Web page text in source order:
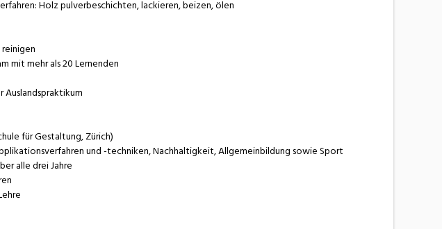
Holz pulverbeschichten, lackieren, beizen, ölen
mit mehr als 20 Lernenden
Auslandspraktikum
für Gestaltung, Zürich)
und -techniken, Nachhaltigkeit, Allgemeinbildung sowie Sport
alle drei Jahre